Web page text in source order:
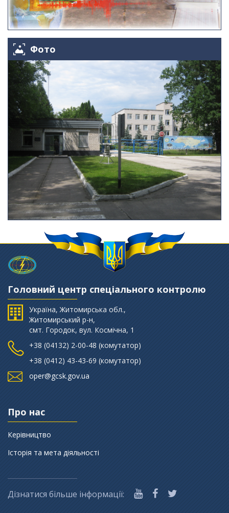
Фото
Головний центр спеціального контролю
Україна, Житомирська обл.,
Житомирський р-н,
смт. Городок, вул. Космічна, 1
+38 (‎04132) 2-00-48 (комутатор)
+38 (0412) 43-43-69 (комутатор)
oper@gcsk.gov.ua
Про нас
Керівництво
Історія та мета діяльності
Дізнатися більше інформації: